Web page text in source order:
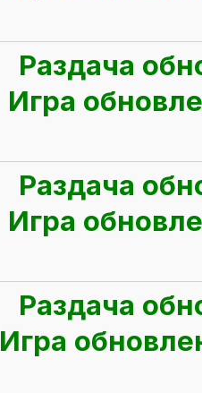
Раздача
Игра
Раздача
Игра
Раздача
Игра